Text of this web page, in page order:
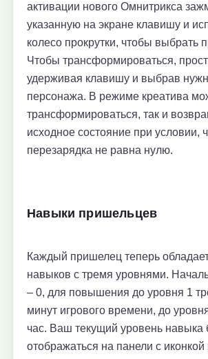
активации нового Омнитрикса
указанную на экране клавишу и
колесо прокрутки, чтобы выбрать
Чтобы трансформироваться,
удерживая клавишу и выбрав
персонажа. В режиме креатива
трансформироваться, так и
исходное состояние при условии,
перезарядка не равна нулю.
Навыки пришельцев
Каждый пришелец теперь
навыков с тремя уровнями.
– 0, для повышения до уровня 1
минут игрового времени, до
час. Ваш текущий уровень навыка
отображаться на панели с